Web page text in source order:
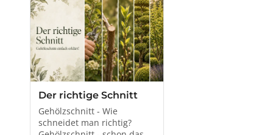
Der richtige Schnitt
Gehölzschnitt - Wie
schneidet man richtig?